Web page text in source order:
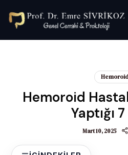
Hemoroid
Hemoroid
Yaptığı
Mart 10, 2025